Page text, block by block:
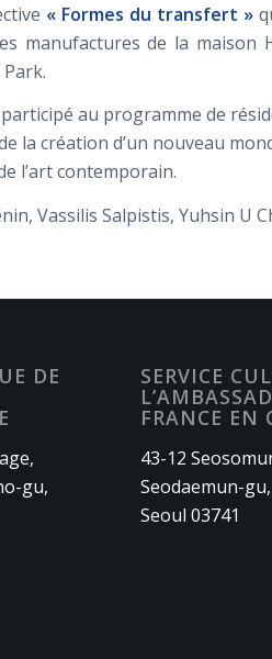
« Formes du transfert »
manufactures de la maison
au programme de
la création d’un nouveau
l’art contemporain.
Vassilis Salpistis, Yuhsin U
DE
gu,
SERVICE
FRANCE EN
43-12
Seodaemun-gu,
Seoul 03741